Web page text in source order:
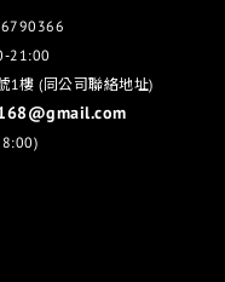
21:00
1樓 (同公司聯絡地址)